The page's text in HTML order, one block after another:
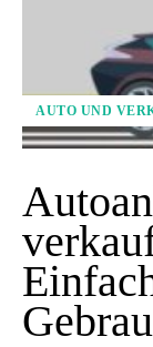
AUTO UND